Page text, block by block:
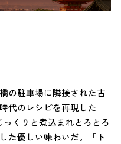
の駐車場に隣接された古
代のレシピを再現した
っくりと煮込まれとろとろ
た優しい味わいだ。「ト